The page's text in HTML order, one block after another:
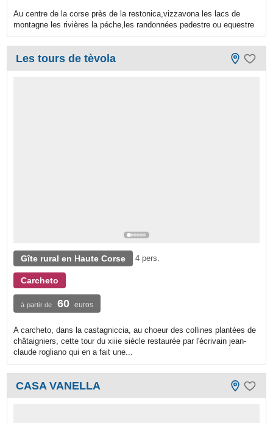
Au centre de la corse près de la restonica,vizzavona les lacs de
montagne les rivières la péche,les randonnées pedestre ou equestre
Les tours de tèvola
Gîte rural en Haute Corse 4 pers.
Carcheto
à partir de 60 euros
A carcheto, dans la castagniccia, au choeur des collines plantées de
châtaigniers, cette tour du xiiie siècle restaurée par l'écrivain jean-
claude rogliano qui en a fait une...
CASA VANELLA